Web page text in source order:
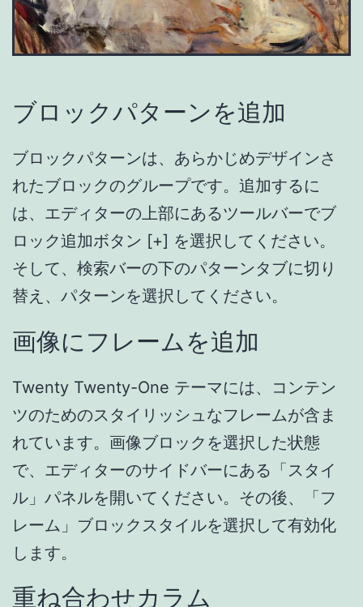
ブロックパターンを追加
ブロックパターンは、あらかじめデザインさ
れたブロックのグループです。追加するに
は、エディターの上部にあるツールバーでブ
ロック追加ボタン [+] を選択してください。
そして、検索バーの下のパターンタブに切り
替え、パターンを選択してください。
画像にフレームを追加
Twenty Twenty-One テーマには、コンテン
ツのためのスタイリッシュなフレームが含ま
れています。画像ブロックを選択した状態
で、エディターのサイドバーにある「スタイ
ル」パネルを開いてください。その後、「フ
レーム」ブロックスタイルを選択して有効化
します。
重ね合わせカラム